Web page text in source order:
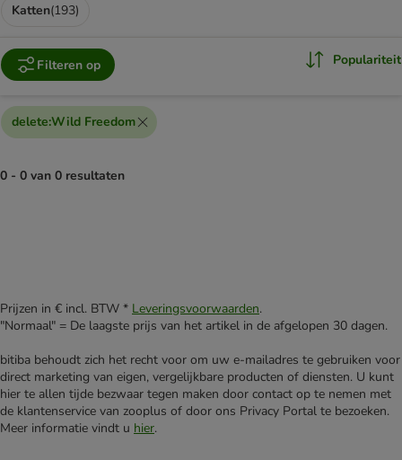
Katten(193)
Filteren op Populariteit
delete:Wild Freedom
0 - 0 van 0 resultaten
Prijzen in € incl. BTW * Leveringsvoorwaarden.
"Normaal" = De laagste prijs van het artikel in de afgelopen 30 dagen.
bitiba behoudt zich het recht voor om uw e-mailadres te gebruiken voor
direct marketing van eigen, vergelijkbare producten of diensten. U kunt
hier te allen tijde bezwaar tegen maken door contact op te nemen met
de klantenservice van zooplus of door ons Privacy Portal te bezoeken.
Meer informatie vindt u hier.